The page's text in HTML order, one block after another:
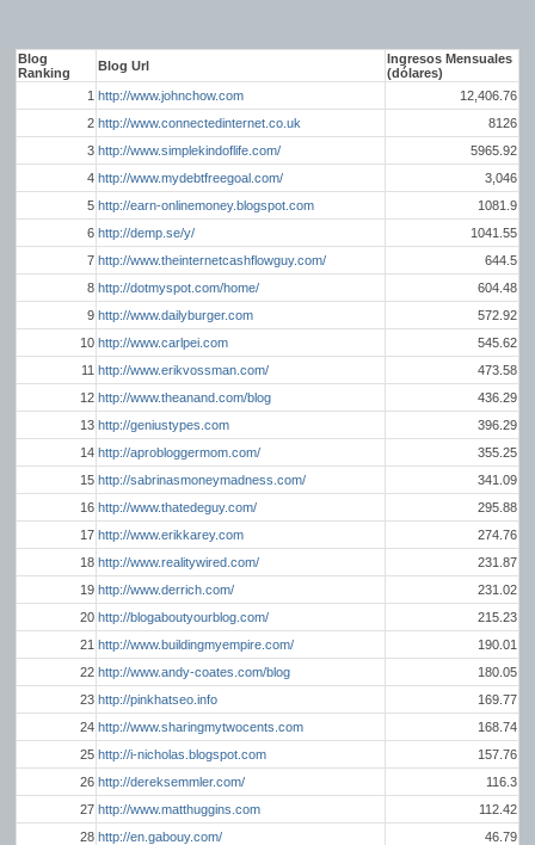
Blog
Ranking
Blog Url
Ingresos Mensuales
(dólares)
1 http://www.johnchow.com
12,406.76
2 http://www.connectedinternet.co.uk
8126
3 http://www.simplekindoflife.com/
5965.92
4 http://www.mydebtfreegoal.com/
3,046
5 http://earn-onlinemoney.blogspot.com
1081.9
6 http://demp.se/y/
1041.55
7 http://www.theinternetcashflowguy.com/
644.5
8 http://dotmyspot.com/home/
604.48
9 http://www.dailyburger.com
572.92
10 http://www.carlpei.com
545.62
11 http://www.erikvossman.com/
473.58
12 http://www.theanand.com/blog
436.29
13 http://geniustypes.com
396.29
14 http://aprobloggermom.com/
355.25
15 http://sabrinasmoneymadness.com/
341.09
16 http://www.thatedeguy.com/
295.88
17 http://www.erikkarey.com
274.76
18 http://www.realitywired.com/
231.87
19 http://www.derrich.com/
231.02
20 http://blogaboutyourblog.com/
215.23
21 http://www.buildingmyempire.com/
190.01
22 http://www.andy-coates.com/blog
180.05
23 http://pinkhatseo.info
169.77
24 http://www.sharingmytwocents.com
168.74
25 http://i-nicholas.blogspot.com
157.76
26 http://dereksemmler.com/
116.3
27 http://www.matthuggins.com
112.42
28 http://en.gabouy.com/
46.79